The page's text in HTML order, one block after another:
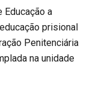
Educação a
prisional
Penitenciária
na unidade